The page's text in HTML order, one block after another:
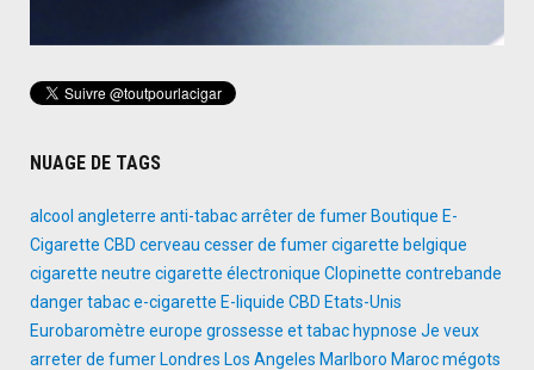
NUAGE DE TAGS
alcool angleterre anti-tabacarrêter de fumer Boutique E-
Cigarette CBD cerveau cesser de fumercigarette belgique
cigarette neutre cigarette électronique Clopinette contrebande
danger tabace-cigarette E-liquide CBD Etats-Unis
Eurobaromètre europe grossesse et tabac hypnose Je veux
arreter de fumer Londres Los Angeles Marlboro Marocmégots